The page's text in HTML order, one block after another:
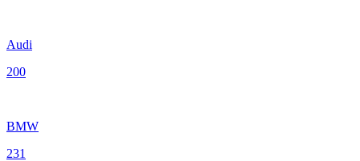
Audi
200
BMW
231